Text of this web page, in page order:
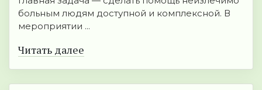
больным людям доступной и комплексной. В
мероприятии ...
Читать далее